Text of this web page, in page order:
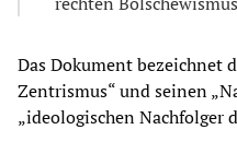
Das Dokument bezeichnet
Zentrismus“ und seinen
„ideologischen Nachfolger